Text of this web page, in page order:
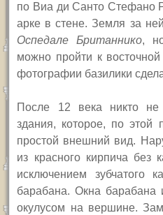
по Виа ди Санто Стефано
арке в стене. Земля за
Оспедале Британнико,
можно пройти к
фотографии базилики
После 12 века никто не
здания, которое, по этой
простой внешний вид.
из красного кирпича без
исключением зубчатого
барабана. Окна
окулусом на вершине.